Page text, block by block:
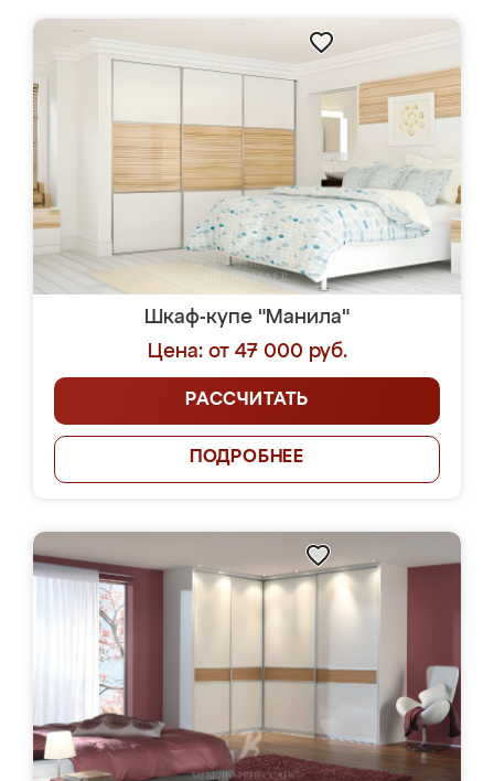
Шкаф-купе "Манила"
Цена: от 47 000 руб.
РАССЧИТАТЬ
ПОДРОБНЕЕ